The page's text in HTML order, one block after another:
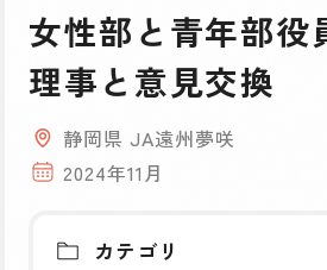
女性部と青年部役
理事と意見交換
静岡県 JA遠州夢咲
2024年11月
カテゴリ